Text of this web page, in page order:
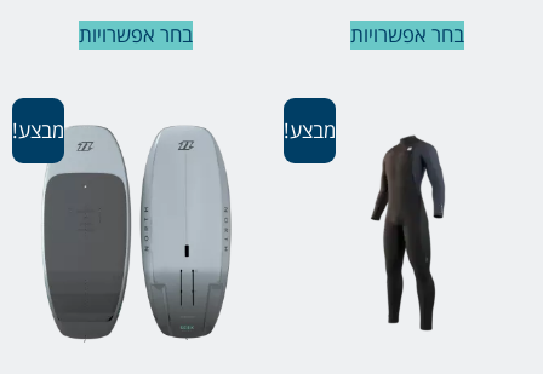
בחר אפשרויות בחר אפשרויות
מבצע! מבצע!